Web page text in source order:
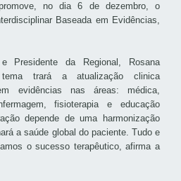
no dia 6 de dezembro, o
Baseada em Evidências,
Presidente da Regional, Rosana
trará a atualização clinica
evidências nas áreas: médica,
fisioterapia e educação
depende de uma harmonização
a saúde global do paciente. Tudo e
o sucesso terapêutico, afirma a